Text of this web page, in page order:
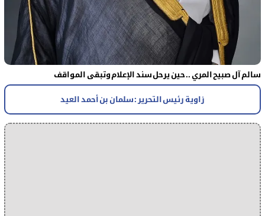
سالم آل صبيح المري .. حين يرحل سند الإعلام وتبقى المواقف
زاوية رئيس التحرير : سلمان بن أحمد العيد